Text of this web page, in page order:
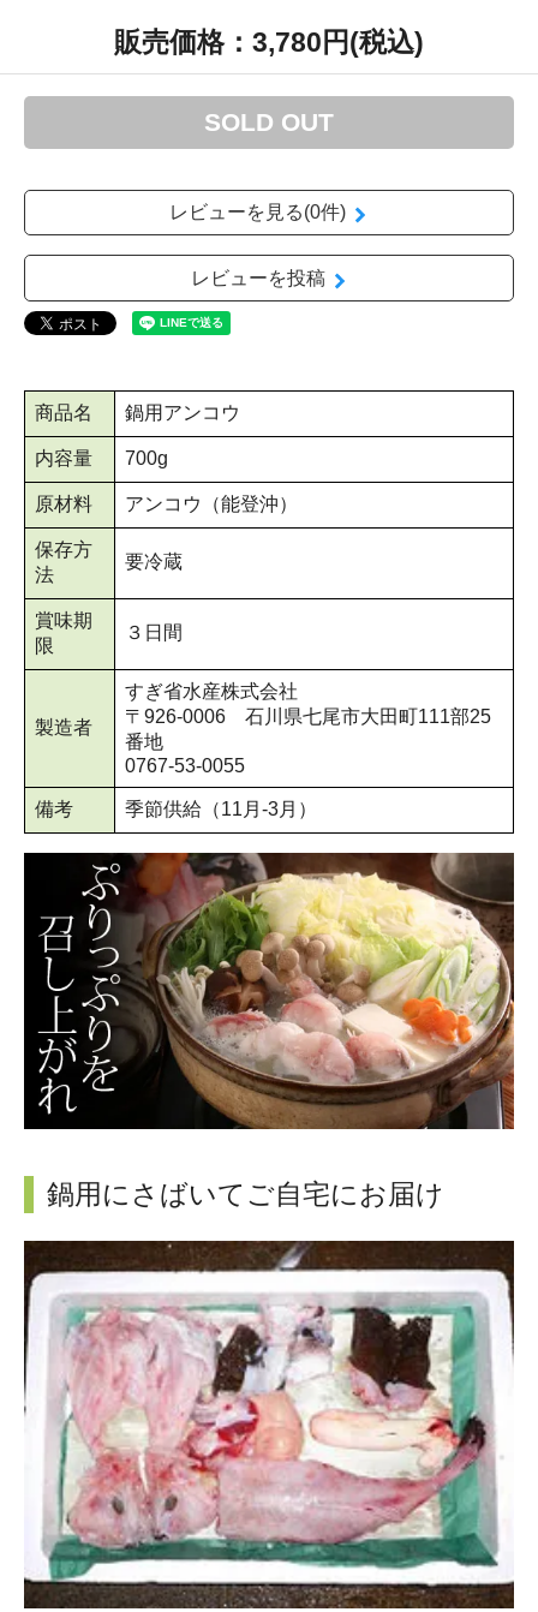
3,780円(税込)
SOLD OUT
レビューを見る(0件)
レビューを投稿
商品名 鍋用アンコウ
内容量 700g
原材料 アンコウ（能登沖）
保存方
法
要冷蔵
賞味期
限
３日間
製造者
すぎ省水産株式会社
〒926-0006 石川県七尾市大田町111部25
番地
0767-53-0055
備考 季節供給（11月-3月）
鍋用にさばいてご自宅にお届け